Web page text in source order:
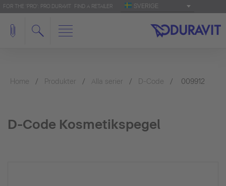
FOR THE 'PRO': PRO.DURAVIT FIND A RETAILER SVERIGE
Home Produkter Alla serier D-Code 009912
D-Code Kosmetikspegel